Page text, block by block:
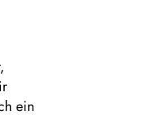
ein